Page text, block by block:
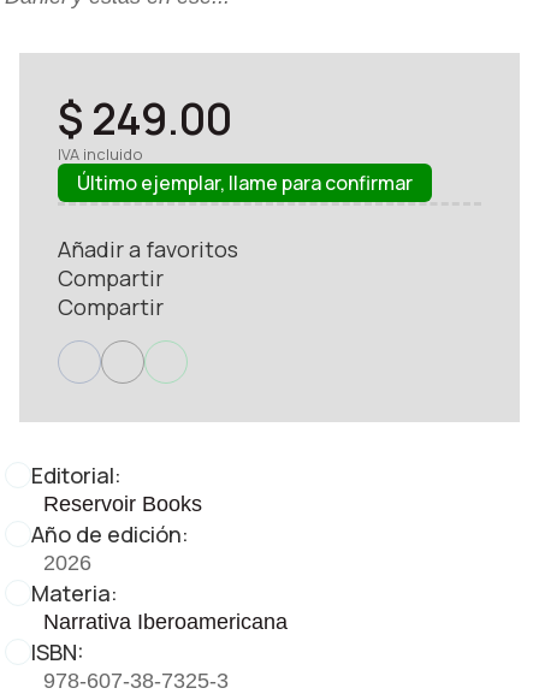
Editorial:
Reservoir Books
Año de edición:
2026
Materia:
Narrativa Iberoamericana
ISBN:
978-607-38-7325-3
$ 249.00
IVA incluido
Último ejemplar, llame para confirmar
Añadir a favoritos
Compartir
Compartir